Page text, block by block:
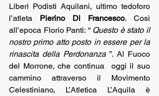
Liberi Podisti Aquilani, ultimo tedoforo
l’atleta Pierino Di Francesco. Così
all’epoca Florio Panti: “ Questo è stato il
nostro primo atto posto in essere per la
rinascita della Perdonanza ”. Al Fuoco
del Morrone, che continua  oggi il suo
cammino attraverso il Movimento
Celestiniano, L’Atletica L’Aquila è